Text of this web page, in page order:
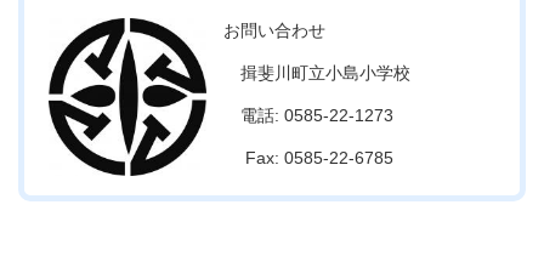
お問い合わせ
揖斐川町立小島小学校
電話: 0585-22-1273
Fax: 0585-22-6785